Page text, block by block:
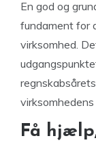
En god og
fundament for
virksomhed.
Få